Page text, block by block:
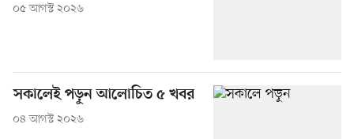
০৫ আগস্ট ২০২৬
সকালেই পড়ুন আলোচিত ৫ খবর
০৪ আগস্ট ২০২৬